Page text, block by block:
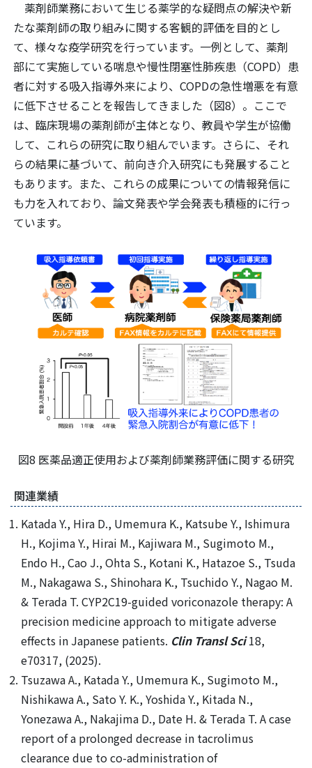
薬剤師業務において生じる薬学的な疑問点の解決や新
たな薬剤師の取り組みに関する客観的評価を目的とし
て、様々な疫学研究を行っています。一例として、薬剤
部にて実施している喘息や慢性閉塞性肺疾患（COPD）患
者に対する吸入指導外来により、COPDの急性増悪を有意
に低下させることを報告してきました（図8）。ここで
は、臨床現場の薬剤師が主体となり、教員や学生が協働
して、これらの研究に取り組んでいます。さらに、それ
らの結果に基づいて、前向き介入研究にも発展すること
もあります。また、これらの成果についての情報発信に
も力を入れており、論文発表や学会発表も積極的に行っ
ています。
図8 医薬品適正使用および薬剤師業務評価に関する研究
関連業績
Katada Y., Hira D., Umemura K., Katsube Y., Ishimura
H., Kojima Y., Hirai M., Kajiwara M., Sugimoto M.,
Endo H., Cao J., Ohta S., Kotani K., Hatazoe S., Tsuda
M., Nakagawa S., Shinohara K., Tsuchido Y., Nagao M.
& Terada T. CYP2C19-guided voriconazole therapy: A
precision medicine approach to mitigate adverse
effects in Japanese patients. Clin Transl Sci18,
e70317, (2025).
Tsuzawa A., Katada Y., Umemura K., Sugimoto M.,
Nishikawa A., Sato Y. K., Yoshida Y., Kitada N.,
Yonezawa A., Nakajima D., Date H. & Terada T. A case
report of a prolonged decrease in tacrolimus
clearance due to co-administration of